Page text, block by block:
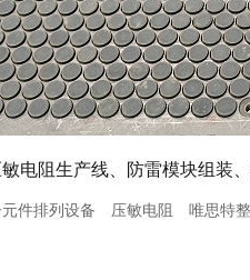
电阻生产线、防雷模块组装
件排列设备 压敏电阻 唯思特